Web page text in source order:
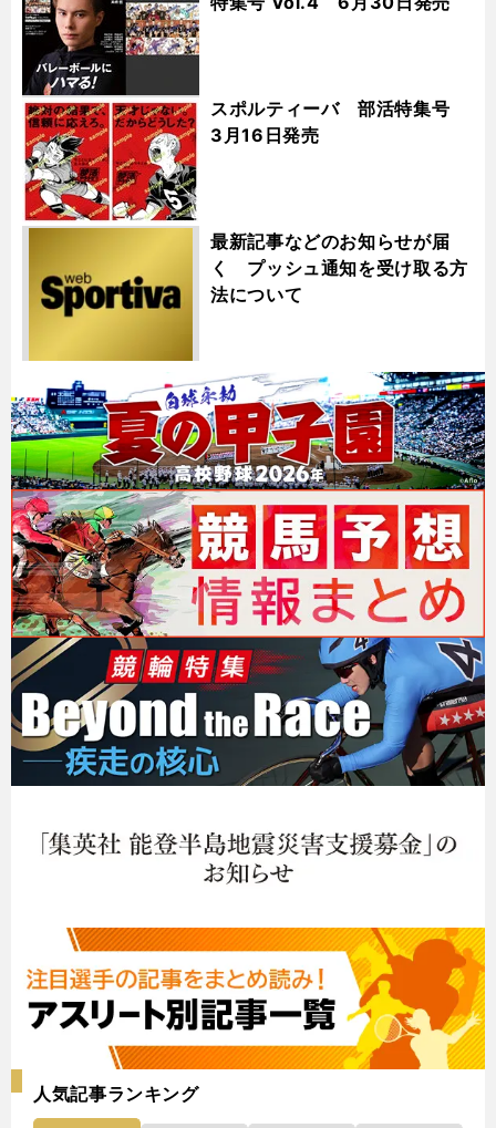
スポルティーバ 部活特集号
3月16日発売
最新記事などのお知らせが届
く プッシュ通知を受け取る方
法について
人気記事ランキング